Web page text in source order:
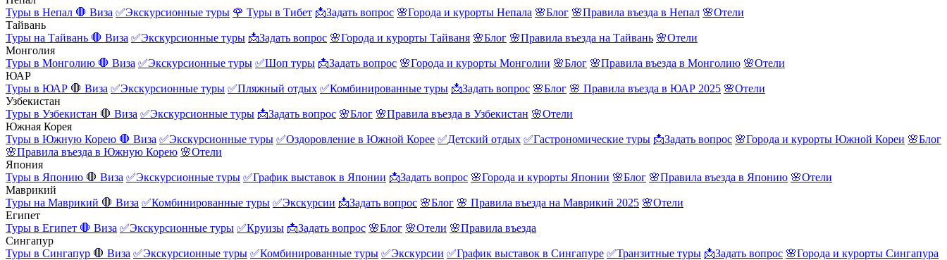
Туры в Непал 🛑 Виза ✅Экскурсионные туры 🌹 Туры в Тибет 📩Задать вопрос 🌸Города и курорты Непала 🌸Блог 🌸Правила въезда в Непал 🌸Отели
Тайвань
Туры на Тайвань 🛑 Виза ✅Экскурсионные туры 📩Задать вопрос 🌸Города и курорты Тайваня 🌸Блог 🌸Правила въезда на Тайвань 🌸Отели
Монголия
Туры в Монголию 🛑 Виза ✅Экскурсионные туры ✅Шоп туры 📩Задать вопрос 🌸Города и курорты Монголии 🌸Блог 🌸Правила въезда в Монголию 🌸Отели
ЮАР
Туры в ЮАР 🛑 Виза ✅Экскурсионные туры ✅Пляжный отдых ✅Комбинированные туры 📩Задать вопрос 🌸Блог 🌸 Правила въезда в ЮАР 2025 🌸Отели
Узбекистан
Туры в Узбекистан 🛑 Виза ✅Экскурсионные туры 📩Задать вопрос 🌸Блог 🌸Правила въезда в Узбекистан 🌸Отели
Южная Корея
Туры в Южную Корею 🛑 Виза ✅Экскурсионные туры ✅Оздоровление в Южной Корее ✅Детский отдых ✅Гастрономические туры 📩Задать вопрос 🌸Города и курорты Южной Кореи 🌸Блог
🌸Правила въезда в Южную Корею 🌸Отели
Япония
Туры в Японию 🛑 Виза ✅Экскурсионные туры ✅График выставок в Японии 📩Задать вопрос 🌸Города и курорты Японии 🌸Блог 🌸Правила въезда в Японию 🌸Отели
Маврикий
Туры на Маврикий 🛑 Виза ✅Комбинированные туры ✅Экскурсии 📩Задать вопрос 🌸Блог 🌸 Правила въезда на Маврикий 2025 🌸Отели
Египет
Туры в Египет 🛑 Виза ✅Экскурсионные туры ✅Круизы 📩Задать вопрос 🌸Блог 🌸Отели 🌸Правила въезда
Сингапур
Туры в Сингапур 🛑 Виза ✅Экскурсионные туры ✅Комбинированные туры ✅Экскурсии ✅График выставок в Сингапуре ✅Транзитные туры 📩Задать вопрос 🌸Города и курорты Сингапура